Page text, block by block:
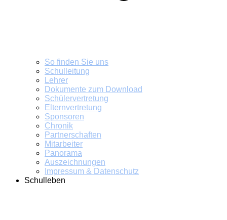
So finden Sie uns
Schulleitung
Lehrer
Dokumente zum Download
Schülervertretung
Elternvertretung
Sponsoren
Chronik
Partnerschaften
Mitarbeiter
Panorama
Auszeichnungen
Impressum & Datenschutz
Schulleben